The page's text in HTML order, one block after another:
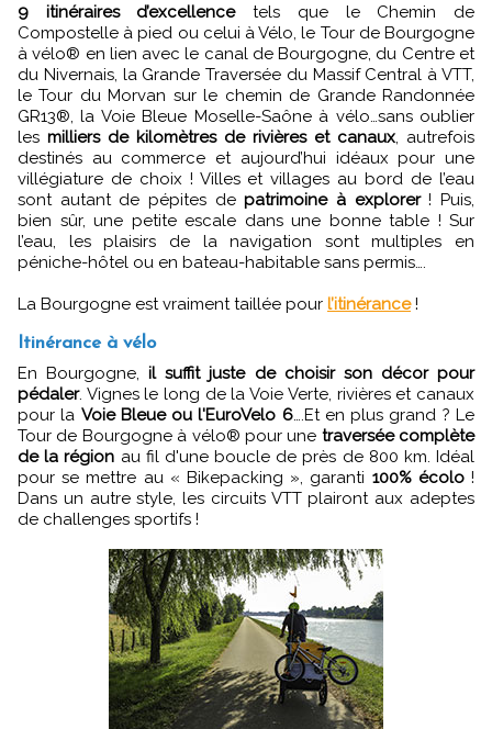
9 itinéraires d’excellencetels que le Chemin de
Compostelle à pied ou celui à Vélo, le Tour de Bourgogne
à vélo® en lien avec le canal de Bourgogne, du Centre et
du Nivernais, la Grande Traversée du Massif Central à VTT,
le Tour du Morvan sur le chemin de Grande Randonnée
GR13®, la Voie Bleue Moselle-Saône à vélo…sans oublier
les milliers de kilomètres de rivières et canaux, autrefois
destinés au commerce et aujourd’hui idéaux pour une
villégiature de choix ! Villes et villages au bord de l’eau
sont autant de pépites depatrimoine à explorer! Puis,
bien sûr, une petite escale dans une bonne table ! Sur
l’eau, les plaisirs de la navigation sont multiples en
péniche-hôtel ou en bateau-habitable sans permis….
La Bourgogne est vraiment taillée pour l’itinérance!
Itinérance à vélo
En Bourgogne,il suffit juste de choisir son décor pour
pédaler. Vignes le long de la Voie Verte, rivières et canaux
pour la Voie Bleue ou l'EuroVelo 6….Et en plus grand ? Le
Tour de Bourgogne à vélo® pour une traversée complète
de la région au fil d'une boucle de près de 800 km. Idéal
pour se mettre au « Bikepacking », garanti 100% écolo!
Dans un autre style, les circuits VTT plairont aux adeptes
de challenges sportifs !